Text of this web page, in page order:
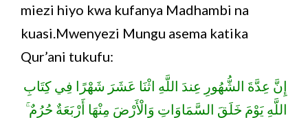
miezi hiyo kwa kufanya Madhambi na
kuasi.Mwenyezi Mungu asema katika
Qur’ani tukufu:
إِنَّ عِدَّةَ الشُّهُورِ عِندَ اللَّهِ اثْنَا عَشَرَ شَهْرًا فِي كِتَابِ
اللَّهِ يَوْمَ خَلَقَ السَّمَاوَاتِ وَالْأَرْضَ مِنْهَا أَرْبَعَةٌ حُرُمٌ ۚ